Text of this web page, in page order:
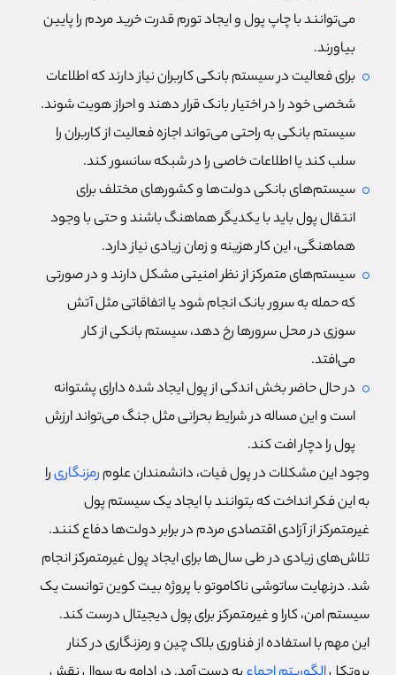
می‌توانند با چاپ پول و ایجاد تورم قدرت خرید مردم را پایین
بیاورند.
برای فعالیت در سیستم بانکی کاربران نیاز دارند که اطلاعات
شخصی خود را در اختیار بانک قرار دهند و احراز هویت شوند.
سیستم بانکی به راحتی می‌تواند اجازه فعالیت از کاربران را
سلب کند یا اطلاعات خاصی را در شبکه سانسور کند.
سیستم‌های بانکی دولت‌ها و کشورهای مختلف برای
انتقال پول باید با یکدیگر هماهنگ باشند و حتی با وجود
هماهنگی، این کار هزینه و زمان زیادی نیاز دارد.
سیستم‌های متمرکز از نظر امنیتی مشکل دارند و در صورتی
که حمله به سرور بانک انجام شود یا اتفاقاتی مثل آتش
سوزی در محل سرورها رخ دهد، سیستم بانکی از کار
می‌افتد.
در حال حاضر بخش اندکی از پول ایجاد شده دارای پشتوانه
است و این مساله در شرایط بحرانی مثل جنگ می‌تواند ارزش
پول را دچار افت کند.
وجود این مشکلات در پول فیات، دانشمندان علوم رمزنگاریرا
به این فکر انداخت که بتوانند با ایجاد یک سیستم پول
غیرمتمرکز از آزادی اقتصادی مردم در برابر دولت‌ها دفاع کنند.
تلاش‌های زیادی در طی سال‌ها برای ایجاد پول غیرمتمرکز انجام
شد. درنهایت ساتوشی ناکاموتو با پروژه بیت کوین توانست یک
سیستم امن، کارا و غیرمتمرکز برای پول دیجیتال درست کند.
این مهم با استفاده از فناوری بلاک چین و رمزنگاری در کنار